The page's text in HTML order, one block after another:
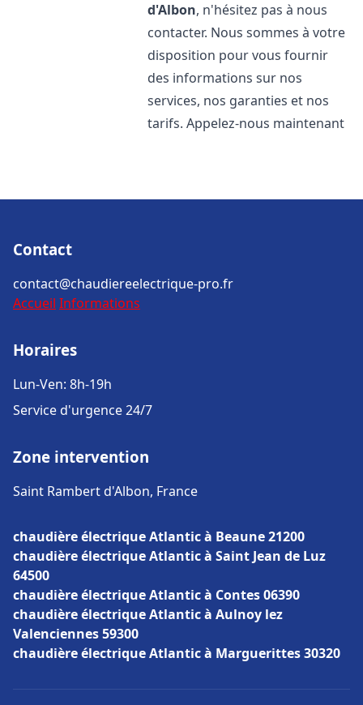
d'Albon, n'hésitez pas à nous
contacter. Nous sommes à votre
disposition pour vous fournir
des informations sur nos
services, nos garanties et nos
tarifs. Appelez-nous maintenant
Contact
contact@chaudiereelectrique-pro.fr
Accueil Informations
Horaires
Lun-Ven: 8h-19h
Service d'urgence 24/7
Zone intervention
Saint Rambert d'Albon, France
chaudière électrique Atlantic à Beaune 21200
chaudière électrique Atlantic à Saint Jean de Luz
64500
chaudière électrique Atlantic à Contes 06390
chaudière électrique Atlantic à Aulnoy lez
Valenciennes 59300
chaudière électrique Atlantic à Marguerittes 30320